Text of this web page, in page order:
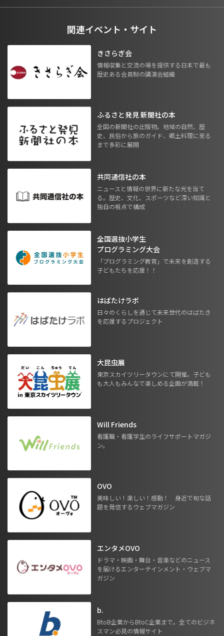
関連イベント・サイト
きさらぎ会
情報収集と交流の場を提供する日本で最も
歴史ある会員制の講演会組織
ふるさと発見 新聞社の本
全国の新聞社の出版物。地域の自然、歴
史、民俗から旅のガイド、郷土料理に至る
まで多彩に展開
共同通信社の本
ニュースと情報の世界に新たな光を当て
る。歴史、文化、スポーツなど深い知識と
独自の視点で構成
全国選抜小学生
プログラミング大会
「プログラミング教育」で未来を創造する
子どもたちを応援！！
はばたけラボ
日々のくらしを通じて未来世代のはばたき
を応援するプロジェクト
大昆虫展
東京スカイツリータウンにて開催。子ども
も大人もみんなで楽しめる企画が満載！
Will Friends
看護職・看護学生のライフサポートマガジ
ン。
OVO
美味しい！楽しい！感動！ 身近で旬な話
題を発信するウェブマガジン
エンタメOVO
ドラマ・映画・舞台・音楽などのニュース
を届けるエンターテインメント・ウェブマ
ガジン
b.
BtoB企業からBtoC企業まで。全てのビジネ
スマン必見の情報サイト